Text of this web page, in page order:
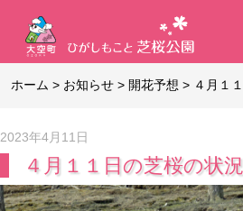
ホーム > お知らせ > 開花予想 > ４月１
2023年4月11日
４月１１日の芝桜の状況